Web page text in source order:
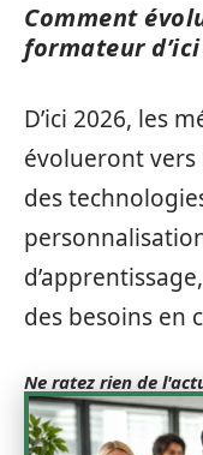
Comment
formateur d’ici
D’ici 2026, les
évolueront
des
des besoins en
Ne ratez rien de